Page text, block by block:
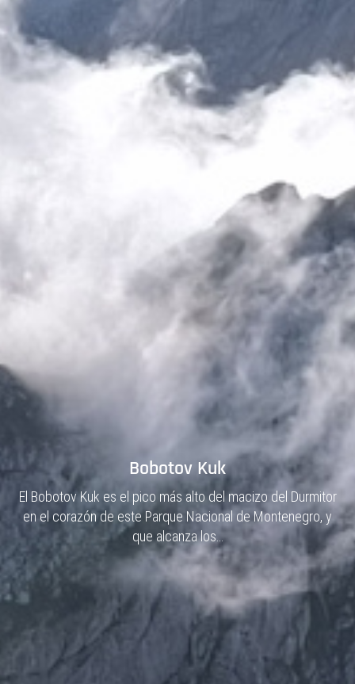
Vízcares y Niañu
El pico Vízcares, situado en la Sierra de Aves y de la que
es su mayor altura, es el techo del concejo de Piloña y…